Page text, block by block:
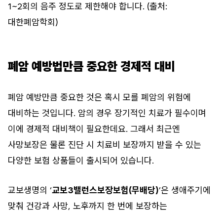
1~2회의 음주 정도로 제한해야 합니다. (출처:
대한폐암학회)
폐암 예방법만큼 중요한 경제적 대비
폐암 예방만큼 중요한 것은 혹시 모를 폐암의 위험에
대비하는 것입니다. 암의 경우 장기적인 치료가 필수이며
이에 경제적 대비책이 필요한데요. 그래서 최근엔
사망보장은 물론 진단 시 치료비 보장까지 받을 수 있는
다양한 보험 상품들이 출시되어 있습니다.
교보생명의 ‘교보3밸런스보장보험(무배당)’은 생애주기에
맞춰 건강과 사망, 노후까지 한 번에 보장하는